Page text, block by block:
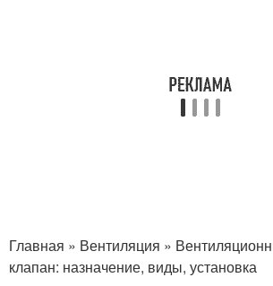
Главная » Вентиляция »
клапан: назначение, виды, установка